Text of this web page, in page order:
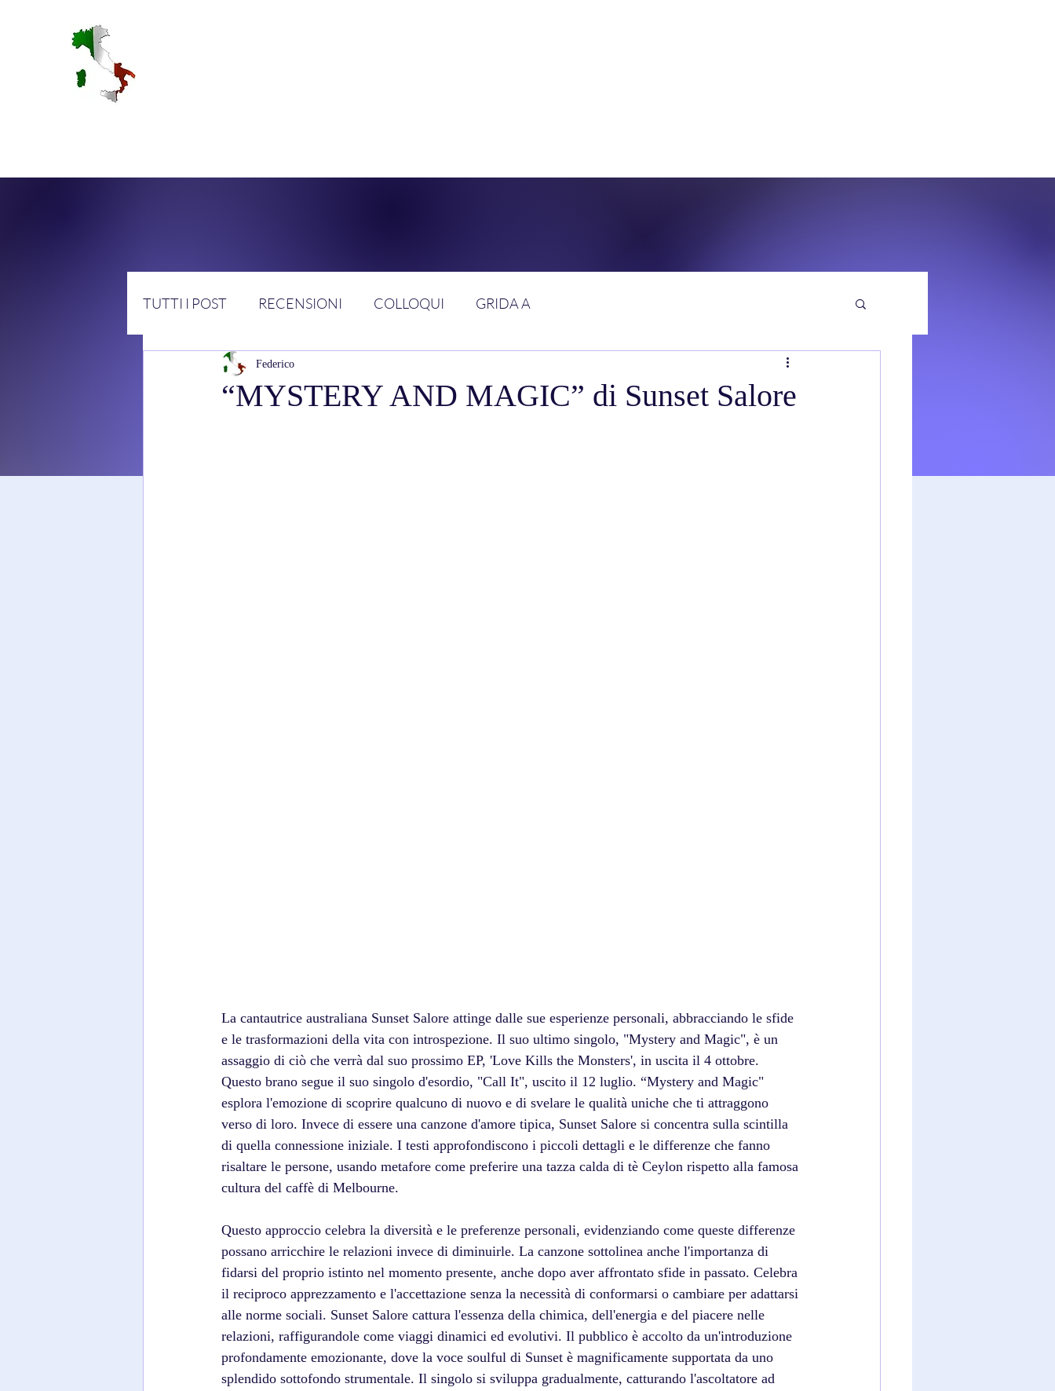
TUTTI I POST RECENSIONI COLLOQUI GRIDA A
“MYSTERY AND MAGIC” di Sunset Salore
Federico
La cantautrice australiana Sunset Salore attinge dalle sue esperienze personali, abbracciando le sfide
e le trasformazioni della vita con introspezione. Il suo ultimo singolo, "Mystery and Magic", è un
assaggio di ciò che verrà dal suo prossimo EP, 'Love Kills the Monsters', in uscita il 4 ottobre.
Questo brano segue il suo singolo d'esordio, "Call It", uscito il 12 luglio. “Mystery and Magic"
esplora l'emozione di scoprire qualcuno di nuovo e di svelare le qualità uniche che ti attraggono
verso di loro. Invece di essere una canzone d'amore tipica, Sunset Salore si concentra sulla scintilla
di quella connessione iniziale. I testi approfondiscono i piccoli dettagli e le differenze che fanno
risaltare le persone, usando metafore come preferire una tazza calda di tè Ceylon rispetto alla famosa
cultura del caffè di Melbourne.
Questo approccio celebra la diversità e le preferenze personali, evidenziando come queste differenze
possano arricchire le relazioni invece di diminuirle. La canzone sottolinea anche l'importanza di
fidarsi del proprio istinto nel momento presente, anche dopo aver affrontato sfide in passato. Celebra
il reciproco apprezzamento e l'accettazione senza la necessità di conformarsi o cambiare per adattarsi
alle norme sociali. Sunset Salore cattura l'essenza della chimica, dell'energia e del piacere nelle
relazioni, raffigurandole come viaggi dinamici ed evolutivi. Il pubblico è accolto da un'introduzione
profondamente emozionante, dove la voce soulful di Sunset è magnificamente supportata da uno
splendido sottofondo strumentale. Il singolo si sviluppa gradualmente, catturando l'ascoltatore ad